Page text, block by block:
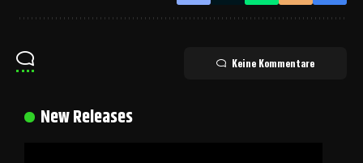
Keine Kommentare
New Releases